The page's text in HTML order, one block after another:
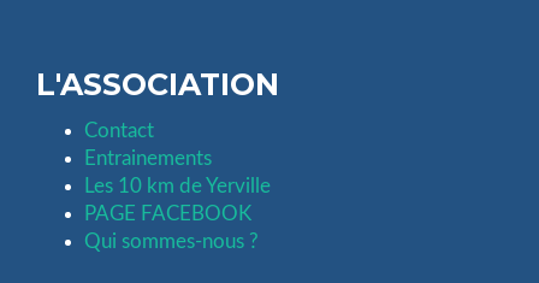
L'ASSOCIATION
Contact
Entrainements
Les 10 km de Yerville
PAGE FACEBOOK
Qui sommes-nous ?